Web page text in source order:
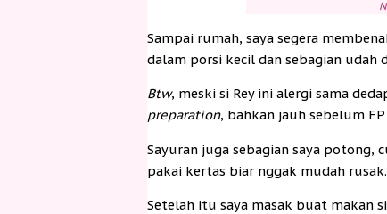
Sampai rumah, saya segera
dalam porsi kecil dan sebagian
Btw, meski si Rey ini alergi sama
preparation, bahkan jauh sebelum
Sayuran juga sebagian saya potong,
pakai kertas biar nggak mudah rusak.
Setelah itu saya masak buat makan